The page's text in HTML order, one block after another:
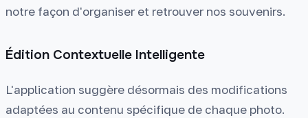
notre façon d'organiser et retrouver nos souvenirs.
Édition Contextuelle Intelligente
L'application suggère désormais des modifications
adaptées au contenu spécifique de chaque photo.